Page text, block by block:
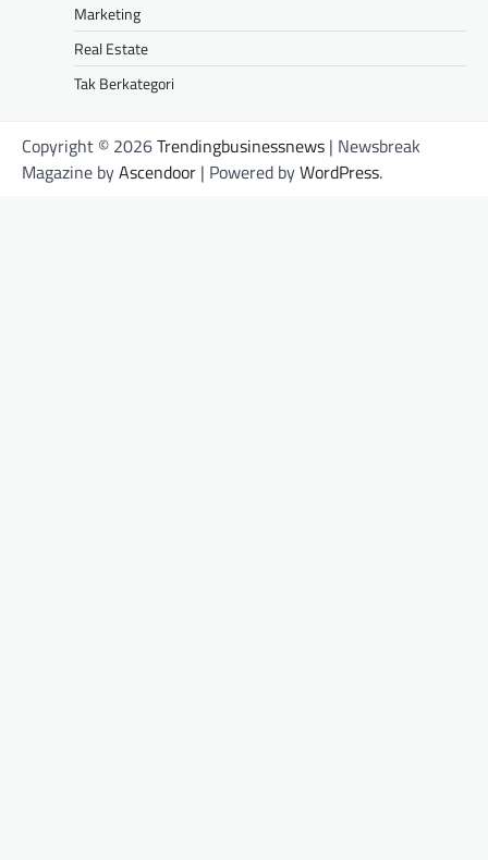
Marketing
Real Estate
Tak Berkategori
Copyright © 2026Trendingbusinessnews | Newsbreak
Magazine byAscendoor | Powered byWordPress.